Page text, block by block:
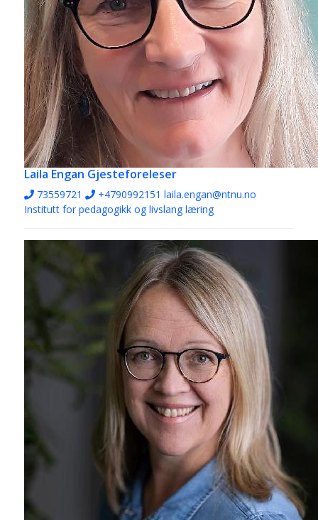
Laila Engan Gjesteforeleser
73559721 +4790992151 laila.engan@ntnu.no
Institutt for pedagogikk og livslang læring